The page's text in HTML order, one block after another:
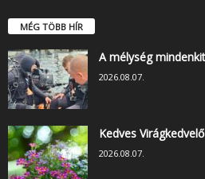
MÉG TÖBB HÍR
A mélység
2026.08.07.
Kedves
2026.08.07.